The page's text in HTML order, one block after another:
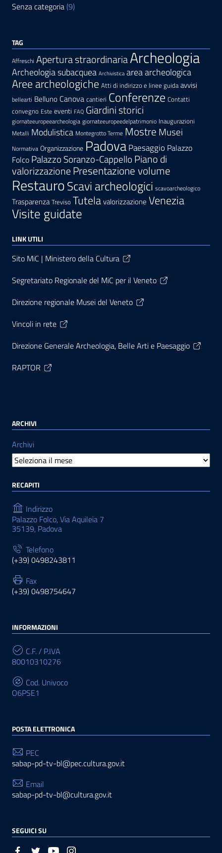
Senza categoria (9)
TAG
Affreschi Apertura straordinariaArcheologia
Archeologia subacquea Archivistica area archeologica
Aree archeologiche Atti di indirizzo e linee guida avvisi
bellearti Belluno Canova cantieri Conferenze Contatti
convegno Este eventi FAQ Giardini storici
giornateeuropeearcheologia giornateeuropeedelpatrimonio Inaugurazioni
Metalli Modulistica Montegrotto Terme Mostre Musei
Normativa Organizzazione PadovaPaesaggio Palazzo
Folco Palazzo Soranzo-Cappello Piano di
valorizzazionePresentazione volume
RestauroScavi archeologici scavoarcheologico
Trasparenza Treviso Tutelavalorizzazione Venezia
Visite guidate
LINK UTILI
Sito MiC | Ministero della Cultura
Segretariato Regionale del MiC per il Veneto
Direzione regionale Musei del Veneto
Vincoli in rete
Direzione Generale Archeologia, Belle Arti e Paesaggio
RAPTOR
ARCHIVI
Archivi
RECAPITI
Indirizzo
Palazzo Folco, Via Aquileia 7
35139, Padova
Telefono
(+39) 0498243811
Fax
(+39) 0498754647
INFORMAZIONI
C.F. / P.IVA
80010310276
Cod. Univoco
O6PSE1
POSTA ELETTRONICA
PEC
sabap-pd-tv-bl@pec.cultura.gov.it
Email
sabap-pd-tv-bl@cultura.gov.it
SEGUICI SU